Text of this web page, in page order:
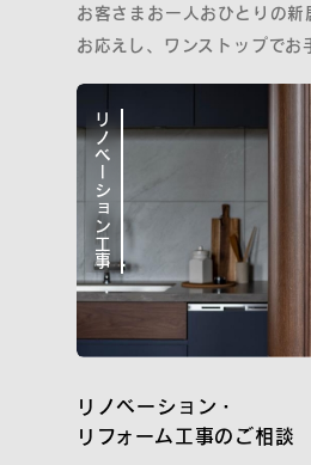
プライバシーポリシー
Cookieポリシーおよび利用者情報
Webサイト利用規約
『コスモスイニシア友の会』会員
コーポレートサイト
お客さまお一人おひとりの新
お応えし、ワンストップでお
リノベーション工事
リノベーション・
リフォーム工事のご相談